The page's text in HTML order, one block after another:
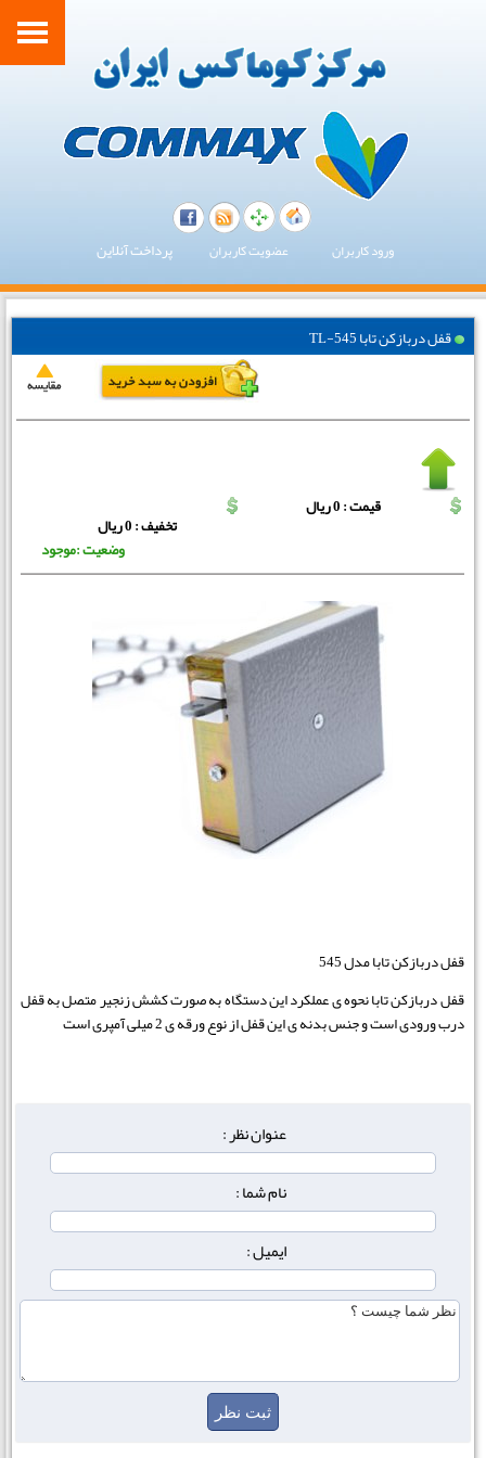
ورود کاربران عضویت کاربران پرداخت آنلاین
قفل دربازکن تابا TL-545
قیمت : 0 ریال
تخفیف : 0 ریال
وضعیت :موجود
قفل دربازکن تابا مدل 545
قفل دربازکن تابا نحوه ی عملکرد این دستگاه به صورت کشش زنجیر متصل به قفل
درب ورودی است و جنس بدنه ی این قفل از نوع ورقه ی 2 میلی آمپری است
عنوان نظر :
نام شما :
ایمیل :